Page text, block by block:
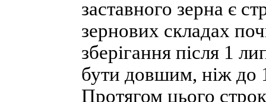
заставного зерна є
зернових складах
зберігання після 1
бути довшим, ніж до
Протягом цього